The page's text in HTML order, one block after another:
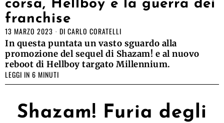
corsa, Hellboy e la guerra dei
franchise
13 MARZO 2023 DI CARLO CORATELLI
In questa puntata un vasto sguardo alla
promozione del sequel di Shazam! e al nuovo
reboot di Hellboy targato Millennium.
LEGGI IN 6 MINUTI
Shazam! Furia degli